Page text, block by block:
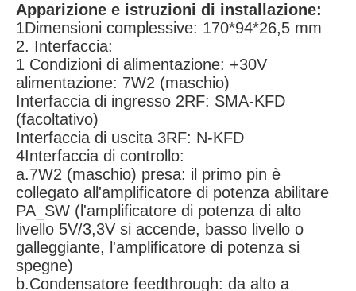
Apparizione e istruzioni di installazione:
1Dimensioni complessive: 170*94*26,5 mm
2. Interfaccia:
1 Condizioni di alimentazione: +30V
alimentazione: 7W2 (maschio)
Interfaccia di ingresso 2RF: SMA-KFD
(facoltativo)
Interfaccia di uscita 3RF: N-KFD
4Interfaccia di controllo:
a.7W2 (maschio) presa: il primo pin è
collegato all'amplificatore di potenza abilitare
PA_SW (l'amplificatore di potenza di alto
livello 5V/3,3V si accende, basso livello o
galleggiante, l'amplificatore di potenza si
spegne)
b.Condensatore feedthrough: da alto a